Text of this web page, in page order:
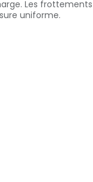
Les
uniforme.